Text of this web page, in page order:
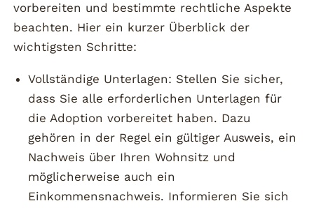
vorbereiten und bestimmte rechtliche Aspekte
beachten. Hier ein kurzer Überblick der
wichtigsten Schritte:
Vollständige Unterlagen: Stellen Sie sicher,
dass Sie alle erforderlichen Unterlagen für
die Adoption vorbereitet haben. Dazu
gehören in der Regel ein gültiger Ausweis, ein
Nachweis über Ihren Wohnsitz und
möglicherweise auch ein
Einkommensnachweis. Informieren Sie sich